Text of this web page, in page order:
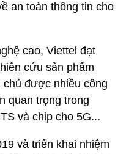
an toàn thông tin cho
cao, Viettel đạt
cứu sản phẩm
được nhiều công
quan trọng trong
và chip cho 5G...
và triển khai nhiệm